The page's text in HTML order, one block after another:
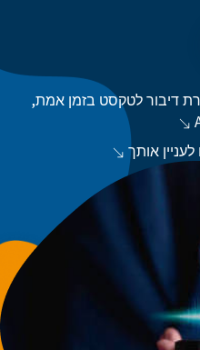
דיבור לטקסט בזמן אמת,
אותך